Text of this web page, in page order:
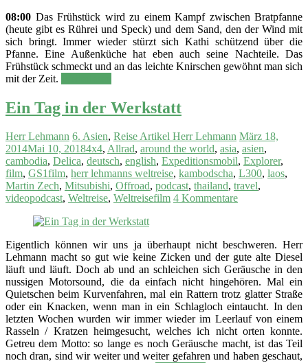
08:00 Das Frühstück wird zu einem Kampf zwischen Bratpfanne
(heute gibt es Rührei und Speck) und dem Sand, den der Wind mit
sich bringt. Immer wieder stürzt sich Kathi schützend über die
Pfanne. Eine Außenküche hat eben auch seine Nachteile. Das
Frühstück schmeckt und an das leichte Knirschen gewöhnt man sich
mit der Zeit.
Ein Tag in der Werkstatt
Herr Lehmann 6. Asien, Reise Artikel Herr Lehmann März 18,
2014Mai 10, 20184x4, Allrad, around the world, asia, asien,
cambodia, Delica, deutsch, english, Expeditionsmobil, Explorer,
film, GS1film, herr lehmanns weltreise, kambodscha, L300, laos,
Martin Zech, Mitsubishi, Offroad, podcast, thailand, travel,
videopodcast, Weltreise, Weltreisefilm 4 Kommentare
Eigentlich können wir uns ja überhaupt nicht beschweren. Herr
Lehmann macht so gut wie keine Zicken und der gute alte Diesel
läuft und läuft. Doch ab und an schleichen sich Geräusche in den
nussigen Motorsound, die da einfach nicht hingehören. Mal ein
Quietschen beim Kurvenfahren, mal ein Rattern trotz glatter Straße
oder ein Knacken, wenn man in ein Schlagloch eintaucht. In den
letzten Wochen wurden wir immer wieder im Leerlauf von einem
Rasseln / Kratzen heimgesucht, welches ich nicht orten konnte.
Getreu dem Motto: so lange es noch Geräusche macht, ist das Teil
noch dran, sind wir weiter und weiter gefahren und haben geschaut,